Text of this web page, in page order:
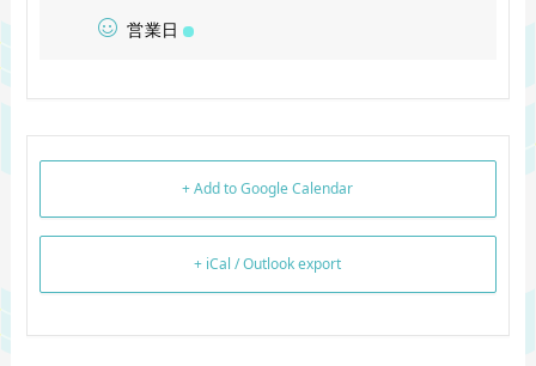
営業日
+ Add to Google Calendar
+ iCal / Outlook export